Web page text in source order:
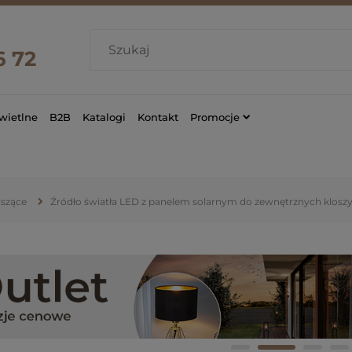
72
B2B Katalogi Kontakt Promocje
Źródło światła LED z panelem solarnym do zewnętrznych kloszy